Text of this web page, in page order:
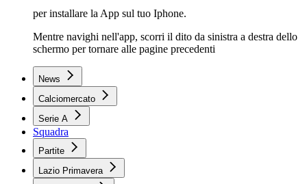
per installare la App sul tuo Iphone.
Mentre navighi nell'app, scorri il dito da sinistra a destra dello
schermo per tornare alle pagine precedenti
News
Calciomercato
Serie A
Squadra
Partite
Lazio Primavera